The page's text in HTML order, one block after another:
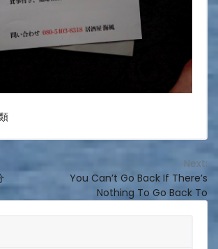
Next:
You Can’t Go Back If There’s
Nothing To Go Back To